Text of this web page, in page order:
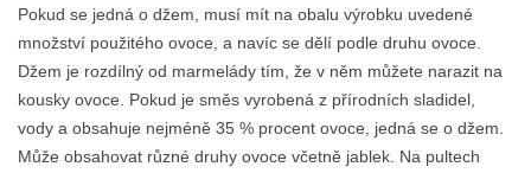
Pokud se jedná o džem, musí mít na obalu výrobku uvedené
množství použitého ovoce, a navíc se dělí podle druhu ovoce.
Džem je rozdílný od marmelády tím, že v něm můžete narazit na
kousky ovoce. Pokud je směs vyrobená z přírodních sladidel,
vody a obsahuje nejméně 35 % procent ovoce, jedná se o džem.
Může obsahovat různé druhy ovoce včetně jablek. Na pultech